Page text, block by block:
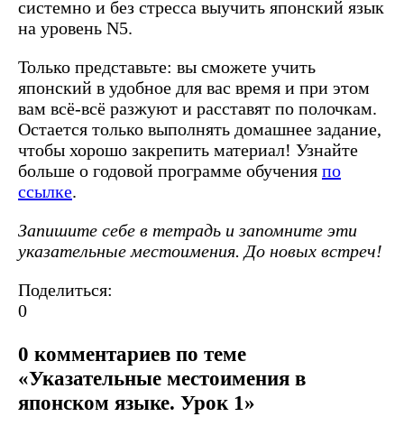
системно и без стресса выучить японский язык
на уровень N5.
Только представьте: вы сможете учить
японский в удобное для вас время и при этом
вам всё-всё разжуют и расставят по полочкам.
Остается только выполнять домашнее задание,
чтобы хорошо закрепить материал! Узнайте
больше о годовой программе обучения по
ссылке.
Запишите себе в тетрадь и запомните эти
указательные местоимения. До новых встреч!
Поделиться:
0
0 комментариев по теме
«Указательные местоимения в
японском языке. Урок 1»